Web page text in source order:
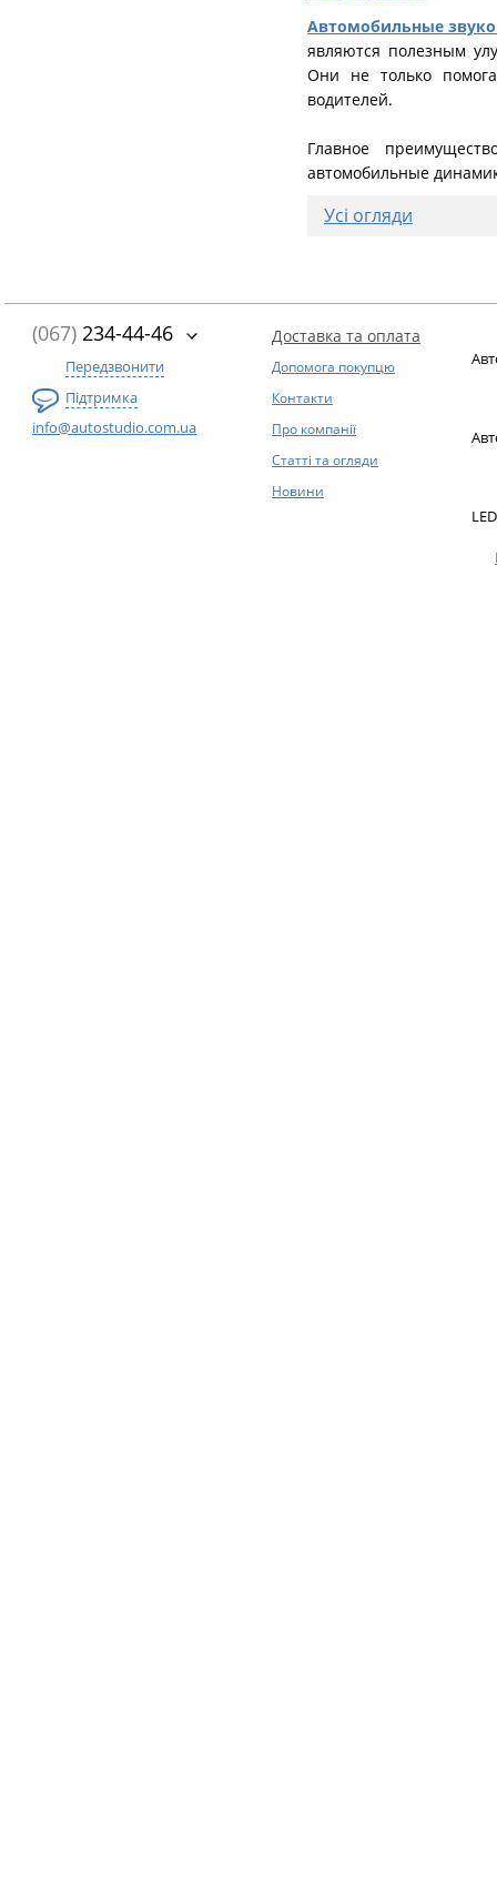
Автомобильные
являются полезным
Они не только
водителей.
Главное
автомобильные
Усі огляди
(067) 234-44-46
Передзвонити
Підтримка
info@autostudio.com.ua
Доставка та оплата
Допомога покупцю
Контакти
Про компанії
Статті та огляди
Новини